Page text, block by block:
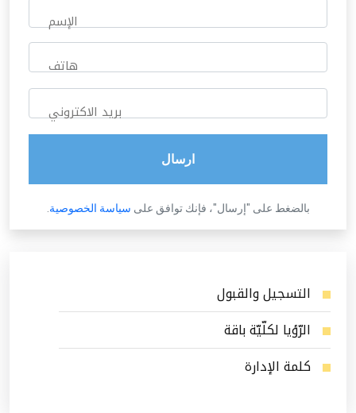
الإسم
هاتف
بريد الاكتروني
ارسال
بالضغط على "إرسال"، فإنك توافق على سياسة الخصوصية
التسجيل والقبول
الرّؤيا لكلّيّة باقة
كلمة الإدارة